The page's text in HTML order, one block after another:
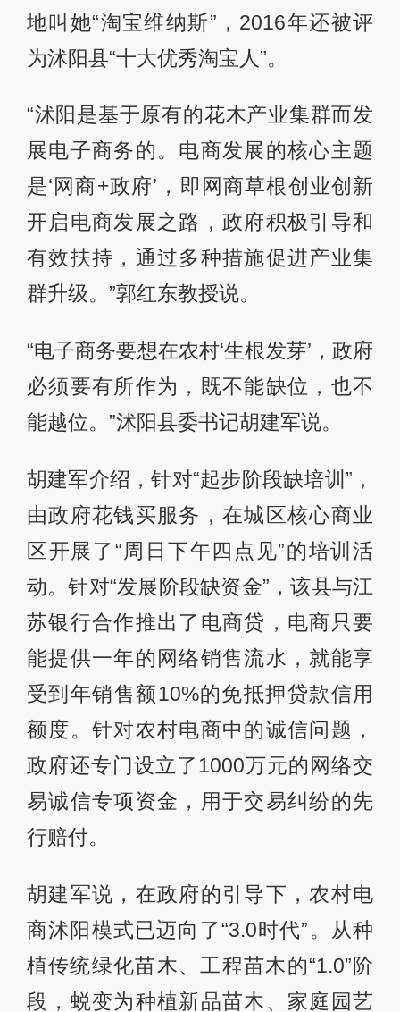
地叫她“淘宝维纳斯”，2016年还被评
为沭阳县“十大优秀淘宝人”。
“沭阳是基于原有的花木产业集群而发
展电子商务的。电商发展的核心主题
是‘网商+政府’，即网商草根创业创新
开启电商发展之路，政府积极引导和
有效扶持，通过多种措施促进产业集
群升级。”郭红东教授说。
“电子商务要想在农村‘生根发芽’，政府
必须要有所作为，既不能缺位，也不
能越位。”沭阳县委书记胡建军说。
胡建军介绍，针对“起步阶段缺培训”，
由政府花钱买服务，在城区核心商业
区开展了“周日下午四点见”的培训活
动。针对“发展阶段缺资金”，该县与江
苏银行合作推出了电商贷，电商只要
能提供一年的网络销售流水，就能享
受到年销售额10%的免抵押贷款信用
额度。针对农村电商中的诚信问题，
政府还专门设立了1000万元的网络交
易诚信专项资金，用于交易纠纷的先
行赔付。
胡建军说，在政府的引导下，农村电
商沭阳模式已迈向了“3.0时代”。从种
植传统绿化苗木、工程苗木的“1.0”阶
段，蜕变为种植新品苗木、家庭园艺